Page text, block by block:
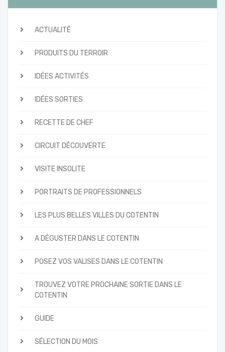
ACTUALITÉ
PRODUITS DU TERROIR
IDÉES ACTIVITÉS
IDÉES SORTIES
RECETTE DE CHEF
CIRCUIT DÉCOUVERTE
VISITE INSOLITE
PORTRAITS DE PROFESSIONNELS
LES PLUS BELLES VILLES DU COTENTIN
A DÉGUSTER DANS LE COTENTIN
POSEZ VOS VALISES DANS LE COTENTIN
TROUVEZ VOTRE PROCHAINE SORTIE DANS LE
COTENTIN
GUIDE
SÉLECTION DU MOIS